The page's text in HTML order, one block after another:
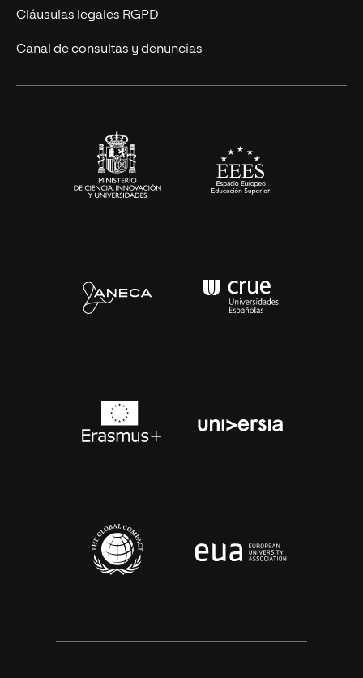
Diseño
Ciencias de la Salud
Cláusulas legales RGPD
Canal de consultas y denuncias